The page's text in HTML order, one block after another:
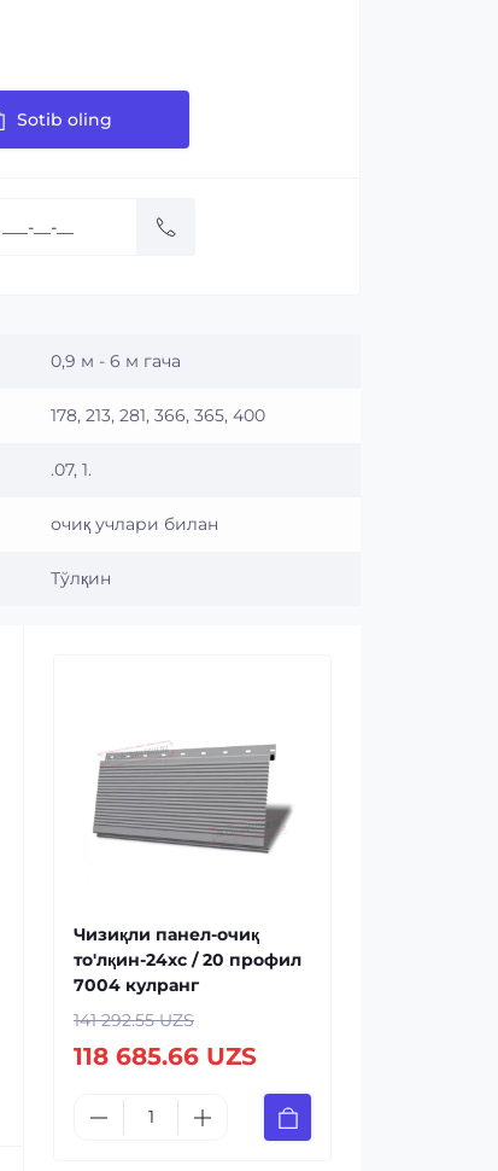
Sotib oling
0,9 м - 6 м гача
178, 213, 281, 366, 365, 400
.07, 1.
очиқ учлари билан
Тўлқин
Чизиқли панел-очиқ
то'лқин-24xc / 20 профил
7004 кулранг
141 292.55 UZS
118 685.66 UZS